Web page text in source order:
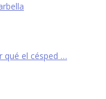
qué el césped …